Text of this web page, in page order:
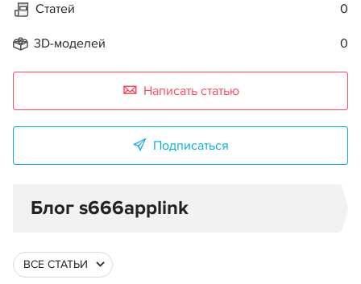
Статей 0
3D-моделей 0
Написать статью
Подписаться
Блог s666applink
ВСЕ СТАТЬИ